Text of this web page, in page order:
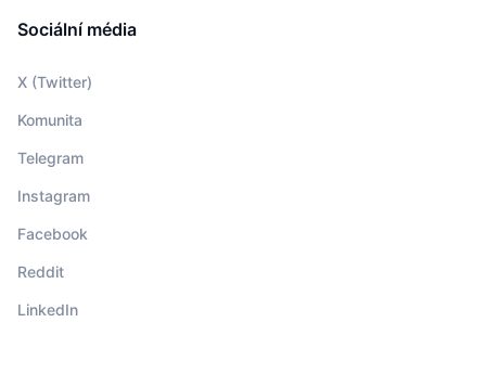
Sociální média
X (Twitter)
Komunita
Telegram
Instagram
Facebook
Reddit
LinkedIn